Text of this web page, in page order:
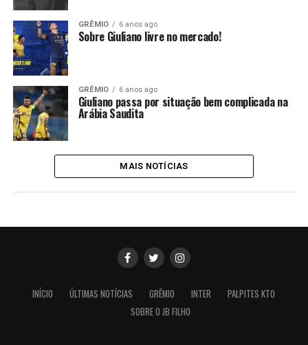
GRÊMIO 6 anos ago
Sobre Giuliano livre no mercado!
GRÊMIO 6 anos ago
Giuliano passa por situação bem complicada na
Arábia Saudita
MAIS NOTÍCIAS
INÍCIO ÚLTIMAS NOTÍCIAS GRÊMIO INTER
PALPITES KTO
SOBRE O JB FILHO